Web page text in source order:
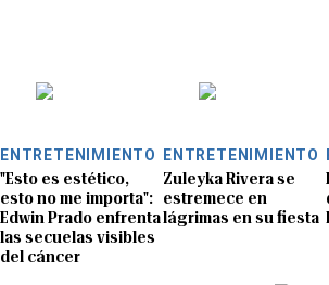
ENTRETENIMIENTO
"Esto es estético,
esto no me importa":
Edwin Prado enfrenta
las secuelas visibles
del cáncer
ENTRETENIMIENTO
Zuleyka Rivera se
estremece en
lágrimas en su fiesta